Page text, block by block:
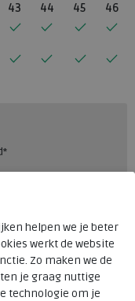
43 44 45
46
helpen we je beter
werkt de website
Zo maken we de
je graag nuttige
technologie om je